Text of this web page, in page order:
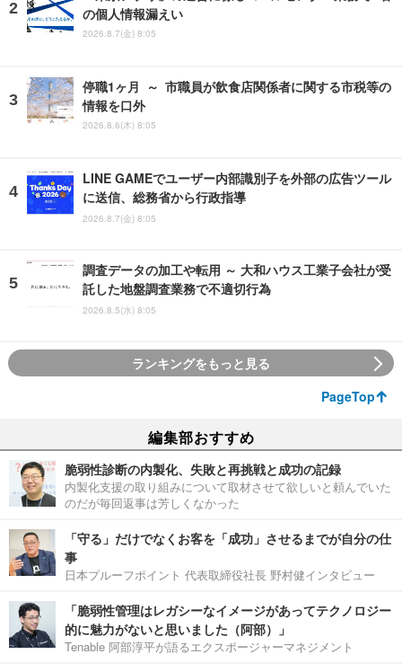
の個人情報漏えい
2026.8.7(金) 8:05
停職1ヶ月 ～ 市職員が飲食店関係者に関する市税等の
情報を口外
2026.8.6(木) 8:05
LINE GAMEでユーザー内部識別子を外部の広告ツール
に送信、総務省から行政指導
2026.8.7(金) 8:05
調査データの加工や転用 ～ 大和ハウス工業子会社が受
託した地盤調査業務で不適切行為
2026.8.5(水) 8:05
ランキングをもっと見る
PageTop
編集部おすすめ
脆弱性診断の内製化、失敗と再挑戦と成功の記録
内製化支援の取り組みについて取材させて欲しいと頼んでいた
のだが毎回返事は芳しくなかった
「守る」だけでなくお客を「成功」させるまでが自分の仕
事
日本プルーフポイント 代表取締役社長 野村健インタビュー
「脆弱性管理はレガシーなイメージがあってテクノロジー
的に魅力がないと思いました（阿部）」
Tenable 阿部淳平が語るエクスポージャーマネジメント